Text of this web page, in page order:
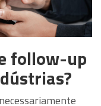
follow-up